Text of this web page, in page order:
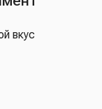
вкус